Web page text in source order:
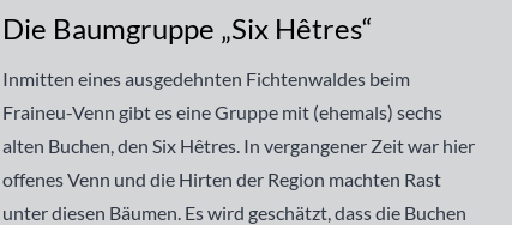
Die Baumgruppe „Six Hêtres“
Inmitten eines ausgedehnten Fichtenwaldes beim
Fraineu-Venn gibt es eine Gruppe mit (ehemals) sechs
alten Buchen, den Six Hêtres. In vergangener Zeit war hier
offenes Venn und die Hirten der Region machten Rast
unter diesen Bäumen. Es wird geschätzt, dass die Buchen